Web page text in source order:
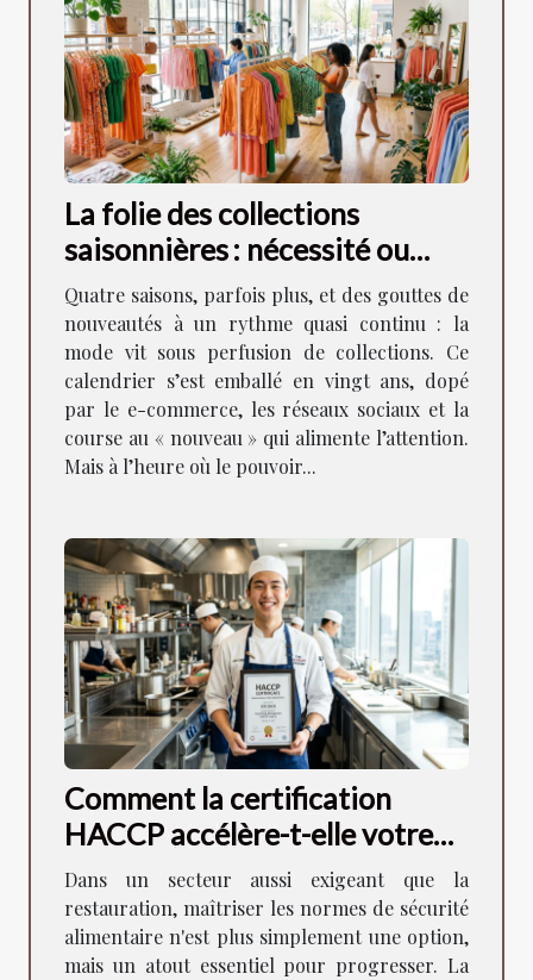
La folie des collections
saisonnières : nécessité ou
artifice ?
Quatre saisons, parfois plus, et des gouttes de
nouveautés à un rythme quasi continu : la
mode vit sous perfusion de collections. Ce
calendrier s’est emballé en vingt ans, dopé
par le e-commerce, les réseaux sociaux et la
course au « nouveau » qui alimente l’attention.
Mais à l’heure où le pouvoir...
Comment la certification
HACCP accélère-t-elle votre
carrière en restauration ?
Dans un secteur aussi exigeant que la
restauration, maîtriser les normes de sécurité
alimentaire n'est plus simplement une option,
mais un atout essentiel pour progresser. La